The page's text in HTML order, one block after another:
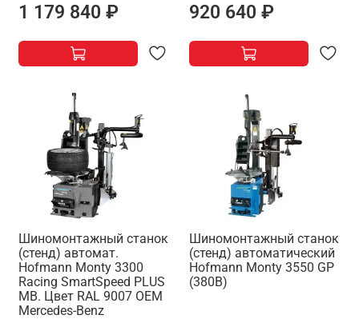
1 179 840 ₽ 920 640 ₽
Шиномонтажный станок
(стенд) автомат.
Hofmann Monty 3300
Racing SmartSpeed PLUS
MB. Цвет RAL 9007 OEM
Mercedes-Benz
Шиномонтажный станок
(стенд) автоматический
Hofmann Monty 3550 GP
(380В)